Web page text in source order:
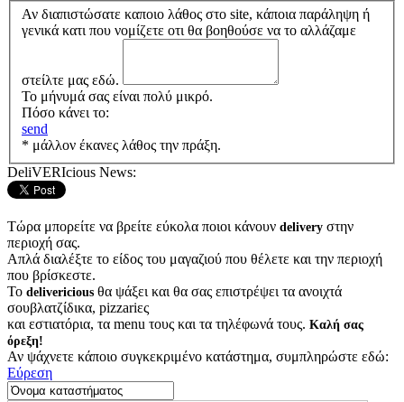
Αν διαπιστώσατε καποιο λάθος στο site, κάποια παράληψη ή
γενικά κατι που νομίζετε οτι θα βοηθούσε να το αλλάζαμε
στείλτε μας εδώ.
Το μήνυμά σας είναι πολύ μικρό.
Πόσο κάνει το:
send
* μάλλον έκανες λάθος την πράξη.
DeliVERIcious News:
Τώρα μπορείτε να βρείτε εύκολα ποιοι κάνουν delivery στην
περιοχή σας.
Απλά διαλέξτε το είδος του μαγαζιού που θέλετε και την περιοχή
που βρίσκεστε.
Το delivericious θα ψάξει και θα σας επιστρέψει τα ανοιχτά
σουβλατζίδικα, pizzariες
και εστιατόρια, τα menu τους και τα τηλέφωνά τους. Καλή σας
όρεξη!
Αν ψάχνετε κάποιο συγκεκριμένο κατάστημα, συμπληρώστε εδώ:
Εύρεση